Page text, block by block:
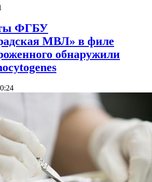
ФГБУ
МВЛ» в филе
обнаружили